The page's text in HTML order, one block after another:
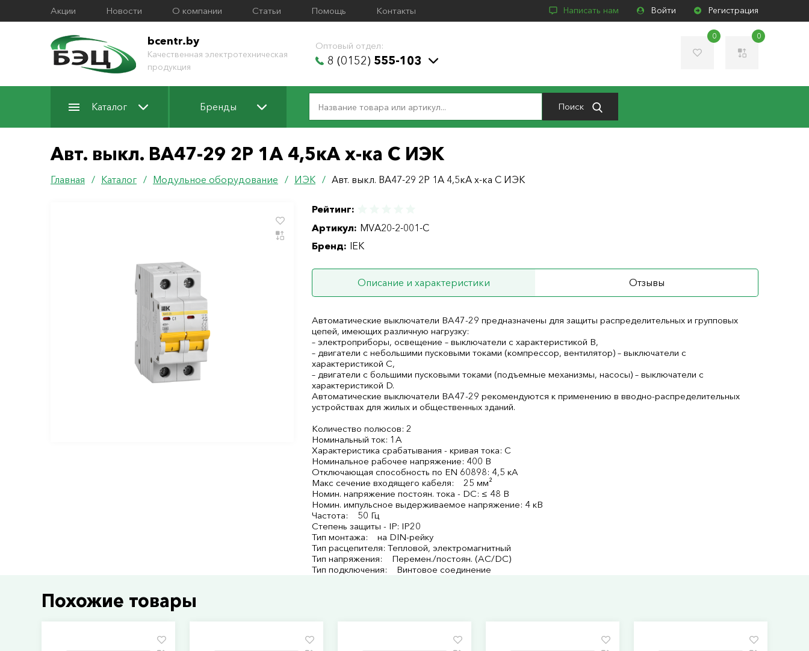
Акции Новости О компании Статьи Помощь Контакты Написать нам Войти Регистрация
bcentr.by
Качественная электротехническая
продукция
Оптовый отдел:
8 (0152) 555-103
0 0
Каталог Бренды Поиск
Авт. выкл. ВА47-29 2Р 1А 4,5кА х-ка С ИЭК
Главная / Каталог / Модульное оборудование / ИЭК / Авт. выкл. ВА47-29 2Р 1А 4,5кА х-ка С ИЭК
Рейтинг:
Артикул: MVA20-2-001-C
Бренд: IEK
Описание и характеристики Отзывы
Автоматические выключатели ВА47-29 предназначены для защиты распределительных и групповых
цепей, имеющих различную нагрузку:
– электроприборы, освещение – выключатели с характеристикой В,
– двигатели с небольшими пусковыми токами (компрессор, вентилятор) – выключатели с
характеристикой C,
– двигатели с большими пусковыми токами (подъемные механизмы, насосы) – выключатели с
характеристикой D.
Автоматические выключатели ВА47-29 рекомендуются к применению в вводно-распределительных
устройствах для жилых и общественных зданий.
Количество полюсов: 2
Номинальный ток: 1А
Характеристика срабатывания - кривая тока: C
Номинальное рабочее напряжение: 400 В
Отключающая способность по EN 60898: 4,5 кА
Макс сечение входящего кабеля: 25 мм²
Номин. напряжение постоян. тока - DC: ≤ 48 В
Номин. импульсное выдерживаемое напряжение: 4 кВ
Частота: 50 Гц
Степень защиты - IP: IP20
Тип монтажа: на DIN-рейку
Тип расцепителя: Тепловой, электромагнитный
Тип напряжения: Перемен./постоян. (AC/DC)
Тип подключения: Винтовое соединение
Похожие товары